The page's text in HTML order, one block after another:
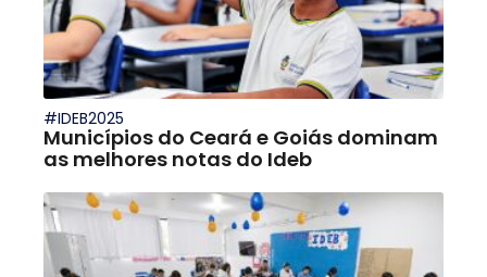
#IDEB2025
Municípios do Ceará e Goiás dominam
as melhores notas do Ideb